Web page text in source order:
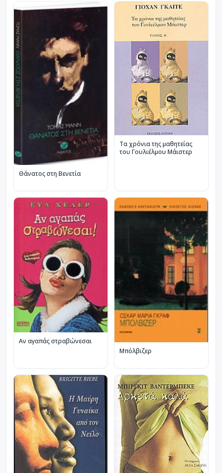
Θάνατος στη Βενετία
Τα χρόνια της μαθητείας
του Γουλιέλμου Μάιστερ
Αν αγαπάς στραβώνεσαι
Μπόλβιζερ